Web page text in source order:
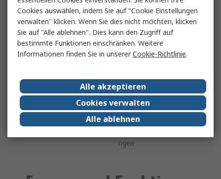
Cat III
Prüfung von für
Bauinstallationen wie
Verkabelung,
Leistungsschalter und
Verteilungsplatinen sowie
Cat IV
Prüfung an der Quelle von
Niederspannungsanlagen,
einschließlich
Stromzählern,
Rippelsteuergeräten und
ngen
Cookies auswählen, indem Sie auf "Cookie Einstellungen
verwalten" klicken. Wenn Sie dies nicht möchten, klicken
Sie auf "Alle ablehnen". Dies kann den Zugriff auf
bestimmte Funktionen einschränken. Weitere
Informationen finden Sie in unsererCookie-Richtlinie.
Alle akzeptieren
Cookies verwalten
Alle ablehnen